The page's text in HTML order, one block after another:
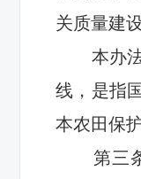
关质量建
本办
线，是指
本农田保
第三